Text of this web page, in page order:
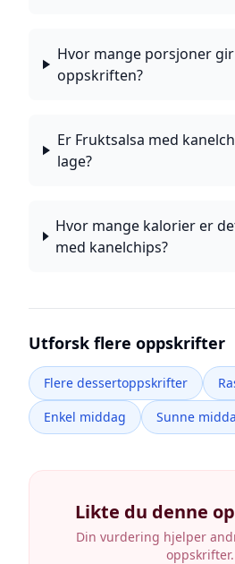
Hvor mange porsjoner
oppskriften?
Er Fruktsalsa med
lage?
Hvor mange kalorier er
med kanelchips?
Utforsk flere oppskrifter
Flere dessertoppskrifter
Enkel middag
Sunne
Likte du denne
Din vurdering hjelper
oppskrifter.